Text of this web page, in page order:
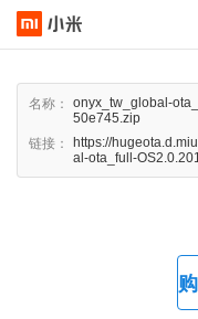
名称：
onyx_tw_global-
50e745.zip
链接：
https://
al-ota_full-